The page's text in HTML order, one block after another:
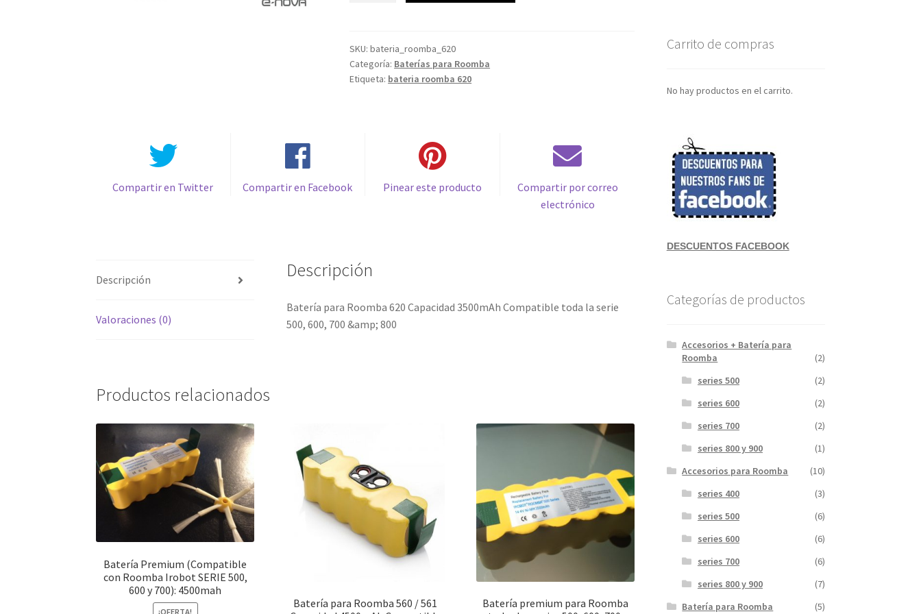
Capacidad
3500mAh
Compatible
700
SKU:bateria_roomba_620
Categoría: Baterías para Roomba
Etiqueta: bateria roomba 620
Compartir en Twitter Compartir en Facebook Pinear este producto
Compartir por correo
electrónico
Descripción
Valoraciones (0)
Descripción
Batería para Roomba 620 Capacidad 3500mAh Compatible toda la serie
500, 600, 700 &amp; 800
Productos relacionados
Batería Premium (Compatible
con Roomba Irobot SERIE 500,
600 y 700): 4500mah
¡OFERTA!
Batería para Roomba 560 / 561
Batería premium para Roomba
Carrito de compras
No hay productos en el carrito.
DESCUENTOS FACEBOOK
Categorías de productos
Accesorios + Batería para
Roomba
(2)
series 500
(2)
series 600
(2)
series 700
(2)
series 800 y 900
(1)
Accesorios para Roomba
(10)
series 400
(3)
series 500
(6)
series 600
(6)
series 700
(6)
series 800 y 900
(7)
Batería para Roomba
(5)